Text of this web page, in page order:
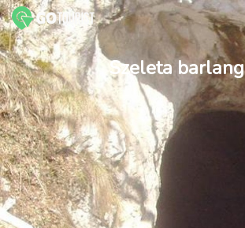
Szeleta barlang